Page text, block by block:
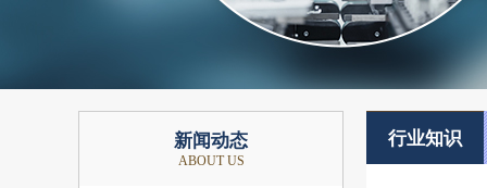
新闻动态
ABOUT US
行业知识